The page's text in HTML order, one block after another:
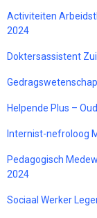
Activiteiten
2024
Doktersassistent
Helpende Plus –
Internist-nefroloog
Pedagogisch
2024
Sociaal Werker